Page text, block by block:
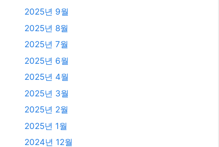
2024년 12월
2024년 4월
2024년 2월
2024년 1월
2023년 11월
2023년 10월
2023년 9월
2023년 8월
2023년 7월